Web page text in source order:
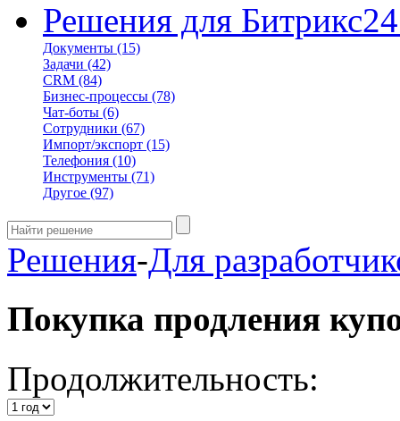
Решения для Битрикс24
Документы (15)
Задачи (42)
CRM (84)
Бизнес-процессы (78)
Чат-боты (6)
Сотрудники (67)
Импорт/экспорт (15)
Телефония (10)
Инструменты (71)
Другое (97)
Решения-Для
Покупка продления
Продолжительность: